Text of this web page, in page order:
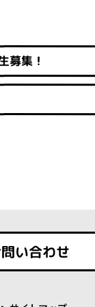
募集！
い合わせ